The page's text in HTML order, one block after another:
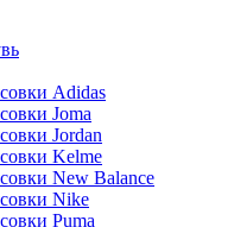
Adidas
Joma
Jordan
Kelme
New Balance
Nike
Puma